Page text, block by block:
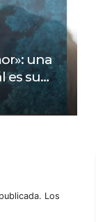
una
es su
Los